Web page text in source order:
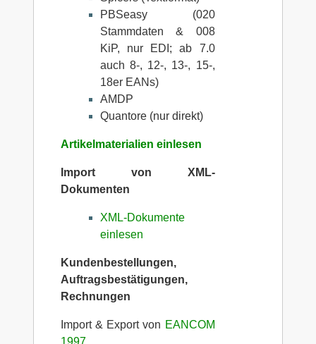
PBSeasy (020
Stammdaten & 008
KiP, nur EDI; ab 7.0
auch 8-, 12-, 13-, 15-,
18er EANs)
AMDP
Quantore (nur direkt)
Artikelmaterialien einlesen
Import von XML-
Dokumenten
XML-Dokumente
einlesen
Kundenbestellungen,
Auftragsbestätigungen,
Rechnungen
Import & Export von EANCOM
1997